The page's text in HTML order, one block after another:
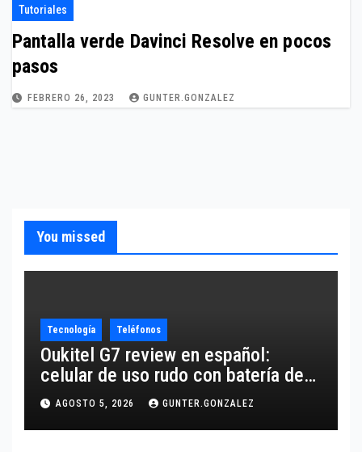
Tutoriales
Pantalla verde Davinci Resolve en pocos
pasos
FEBRERO 26, 2023 GUNTER.GONZALEZ
You missed
Tecnología Teléfonos
Oukitel G7 review en español:
celular de uso rudo con batería de
10,600 mAh
AGOSTO 5, 2026 GUNTER.GONZALEZ